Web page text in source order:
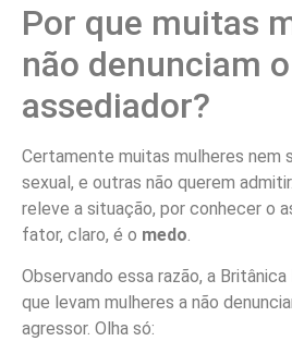
Por que muitas
não denunciam o
assediador?
Certamente muitas mulheres nem
sexual, e outras não querem
releve a situação, por conhecer o
fator, claro, é o medo.
Observando essa razão, a
que levam mulheres a não
agressor. Olha só: